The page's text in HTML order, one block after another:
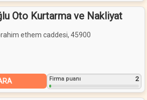
Oto Kurtarma ve Nakliyat
ethem caddesi, 45900
Firma puanı 2